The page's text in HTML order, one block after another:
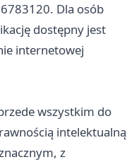
Dla osób
dostępny jest
internetowej
wszystkim do
intelektualną
z